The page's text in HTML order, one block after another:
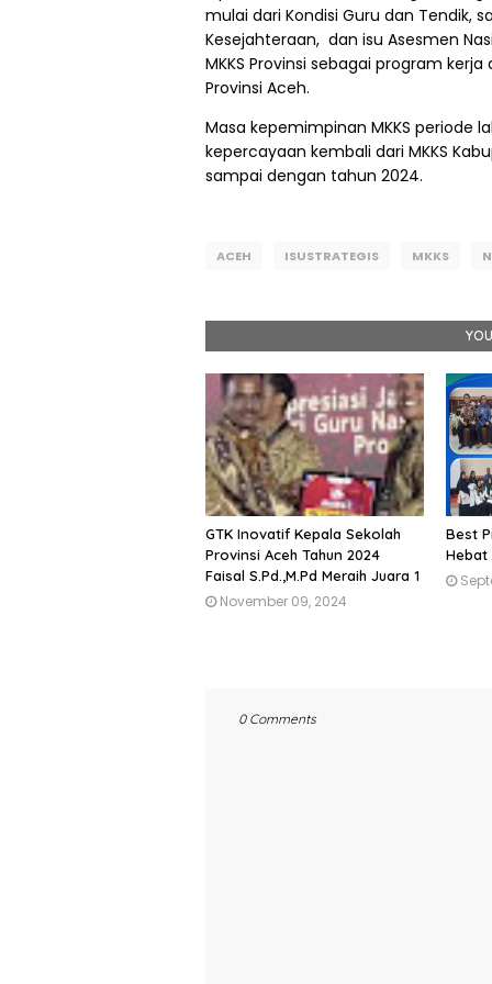
mulai dari Kondisi Guru dan Tendik,
Kesejahteraan, dan isu Asesmen
MKKS Provinsi sebagai program
Provinsi Aceh.
Masa kepemimpinan MKKS periode
kepercayaan kembali dari MKKS
sampai dengan tahun 2024.
ACEH ISUSTRATEGIS MKKS
GTK Inovatif Kepala Sekolah
Provinsi Aceh Tahun 2024
Faisal S.Pd.,M.Pd Meraih Juara 1
November 09, 2024
Best
Hebat
0 Comments